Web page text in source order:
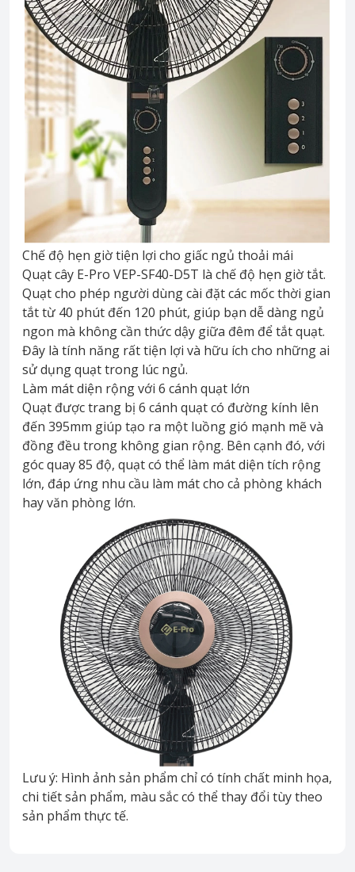
Chế độ hẹn giờ tiện lợi cho giấc ngủ thoải mái
Quạt cây E-Pro VEP-SF40-D5T là chế độ hẹn giờ tắt.
Quạt cho phép người dùng cài đặt các mốc thời gian
tắt từ 40 phút đến 120 phút, giúp bạn dễ dàng ngủ
ngon mà không cần thức dậy giữa đêm để tắt quạt.
Đây là tính năng rất tiện lợi và hữu ích cho những ai
sử dụng quạt trong lúc ngủ.
Làm mát diện rộng với 6 cánh quạt lớn
Quạt được trang bị 6 cánh quạt có đường kính lên
đến 395mm giúp tạo ra một luồng gió mạnh mẽ và
đồng đều trong không gian rộng. Bên cạnh đó, với
góc quay 85 độ, quạt có thể làm mát diện tích rộng
lớn, đáp ứng nhu cầu làm mát cho cả phòng khách
hay văn phòng lớn.
Lưu ý: Hình ảnh sản phẩm chỉ có tính chất minh họa,
chi tiết sản phẩm, màu sắc có thể thay đổi tùy theo
sản phẩm thực tế.